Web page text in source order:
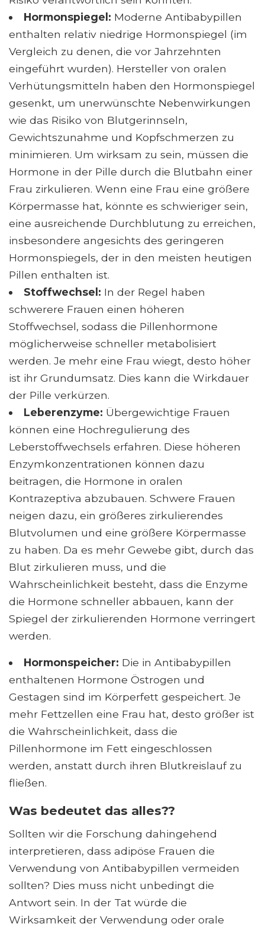
Hormonspiegel: Moderne Antibabypillen
enthalten relativ niedrige Hormonspiegel (im
Vergleich zu denen, die vor Jahrzehnten
eingeführt wurden). Hersteller von oralen
Verhütungsmitteln haben den Hormonspiegel
gesenkt, um unerwünschte Nebenwirkungen
wie das Risiko von Blutgerinnseln,
Gewichtszunahme und Kopfschmerzen zu
minimieren. Um wirksam zu sein, müssen die
Hormone in der Pille durch die Blutbahn einer
Frau zirkulieren. Wenn eine Frau eine größere
Körpermasse hat, könnte es schwieriger sein,
eine ausreichende Durchblutung zu erreichen,
insbesondere angesichts des geringeren
Hormonspiegels, der in den meisten heutigen
Pillen enthalten ist.
Stoffwechsel: In der Regel haben
schwerere Frauen einen höheren
Stoffwechsel, sodass die Pillenhormone
möglicherweise schneller metabolisiert
werden. Je mehr eine Frau wiegt, desto höher
ist ihr Grundumsatz. Dies kann die Wirkdauer
der Pille verkürzen.
Leberenzyme: Übergewichtige Frauen
können eine Hochregulierung des
Leberstoffwechsels erfahren. Diese höheren
Enzymkonzentrationen können dazu
beitragen, die Hormone in oralen
Kontrazeptiva abzubauen. Schwere Frauen
neigen dazu, ein größeres zirkulierendes
Blutvolumen und eine größere Körpermasse
zu haben. Da es mehr Gewebe gibt, durch das
Blut zirkulieren muss, und die
Wahrscheinlichkeit besteht, dass die Enzyme
die Hormone schneller abbauen, kann der
Spiegel der zirkulierenden Hormone verringert
werden.
Hormonspeicher: Die in Antibabypillen
enthaltenen Hormone Östrogen und
Gestagen sind im Körperfett gespeichert. Je
mehr Fettzellen eine Frau hat, desto größer ist
die Wahrscheinlichkeit, dass die
Pillenhormone im Fett eingeschlossen
werden, anstatt durch ihren Blutkreislauf zu
fließen.
Was bedeutet das alles??
Sollten wir die Forschung dahingehend
interpretieren, dass adipöse Frauen die
Verwendung von Antibabypillen vermeiden
sollten? Dies muss nicht unbedingt die
Antwort sein. In der Tat würde die
Wirksamkeit der Verwendung oder orale